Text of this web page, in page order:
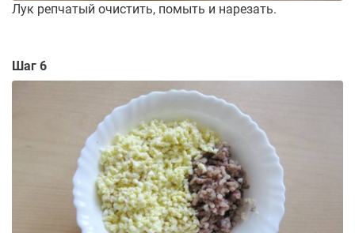
Лук репчатый очистить, помыть и нарезать.
Шаг 6